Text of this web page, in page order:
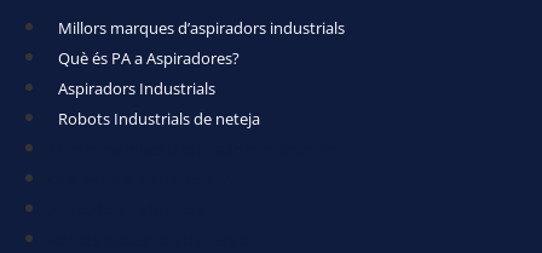
Millors marques d’aspiradors industrials
Què és PA a Aspiradores?
Aspiradors Industrials
Robots Industrials de neteja